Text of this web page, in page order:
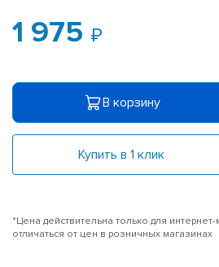
1 975
В корзину
Купить в 1 клик
*Цена действительна только для
отличаться от цен в розничных магазинах